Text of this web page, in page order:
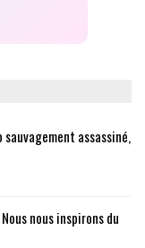
assassiné,
nous inspirons du